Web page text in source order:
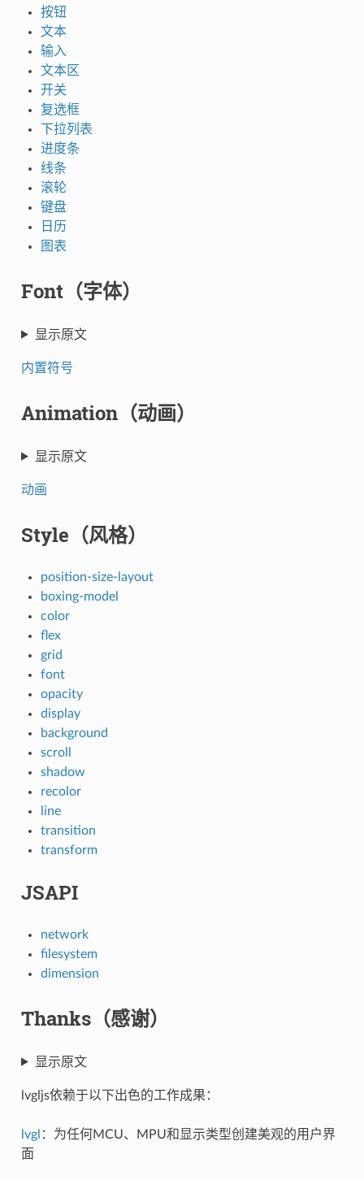
按钮
文本
输入
文本区
开关
复选框
下拉列表
进度条
线条
滚轮
键盘
日历
图表
Font（字体）
显示原文
内置符号
Animation（动画）
显示原文
动画
Style（风格）
position-size-layout
boxing-model
color
flex
grid
font
opacity
display
background
scroll
shadow
recolor
line
transition
transform
JSAPI
network
filesystem
dimension
Thanks（感谢）
显示原文
lvgljs依赖于以下出色的工作成果：
lvgl ：为任何MCU、MPU和显示类型创建美观的用户界
面